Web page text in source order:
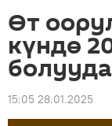
Өт
күндө
болууда
15:05 28.01.2025